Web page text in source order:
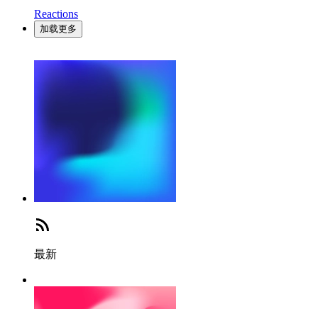
Reactions
加载更多
最新